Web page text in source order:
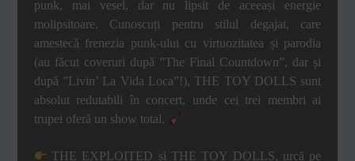
punk, mai vesel, dar nu lipsit de aceeași energie
molipsitoare. Cunoscuți pentru stilul degajat, care
amestecă frenezia punk-ului cu virtuozitatea și parodia
(au făcut coveruri după ”The Final Countdown”, dar și
după ”Livin’ La Vida Loca”!), THE TOY DOLLS sunt
absolut redutabili în concert, unde cei trei membri ai
trupei oferă un show total.
THE EXPLOITED și THE TOY DOLLS, urcă pe